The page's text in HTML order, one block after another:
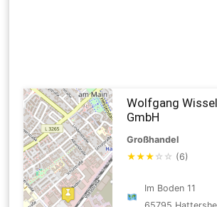
Wolfgang
GmbH
Großhandel
★★★ ☆ ☆ (6)
Im Boden 11